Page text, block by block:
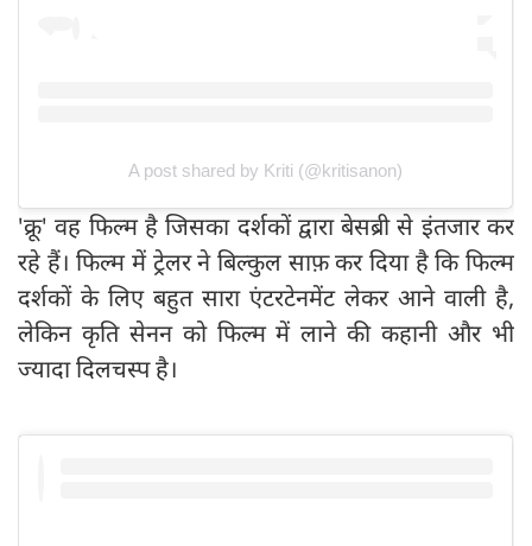
A post shared by Kriti (@kritisanon)
'क्रू' वह फिल्म है जिसका दर्शकों द्वारा बेसब्री से इंतजार कर
रहे हैं। फिल्म में ट्रेलर ने बिल्कुल साफ़ कर दिया है कि फिल्म
दर्शकों के लिए बहुत सारा एंटरटेनमेंट लेकर आने वाली है,
लेकिन कृति सेनन को फिल्म में लाने की कहानी और भी
ज्यादा दिलचस्प है।